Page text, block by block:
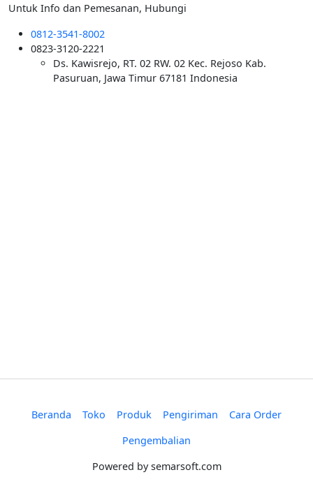
Untuk Info dan Pemesanan, Hubungi
0812-3541-8002
0823-3120-2221
Ds. Kawisrejo, RT. 02 RW. 02 Kec. Rejoso Kab.
Pasuruan, Jawa Timur 67181 Indonesia
Beranda Toko Produk Pengiriman
Cara Order
Pengembalian
Powered bysemarsoft.com